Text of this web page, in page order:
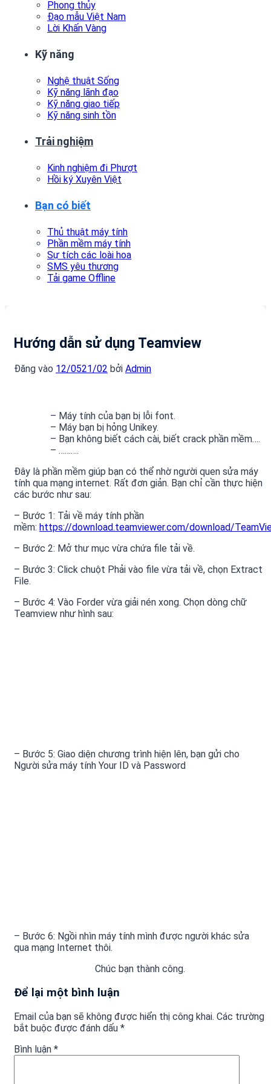
Phong thủy
Đạo mẫu Việt Nam
Lời Khấn Vàng
Kỹ năng
Nghệ thuật Sống
Kỹ năng lãnh đạo
Kỹ năng giao tiếp
Kỹ năng sinh tồn
Trải nghiệm
Kinh nghiệm đi Phượt
Hồi ký Xuyên Việt
Bạn có biết
Thủ thuật máy tính
Phần mềm máy tính
Sự tích các loài hoa
SMS yêu thương
Tải game Offline
Hướng dẫn sử dụng Teamview
Đăng vào 12/0521/02 bởi Admin
– Máy tính của bạn bị lỗi font.
– Máy bạn bị hỏng Unikey.
– Bạn không biết cách cài, biết crack phần mềm….
– ……….
Đây là phần mềm giúp bạn có thể nhờ người quen sửa máy
tính qua mạng internet. Rất đơn giản. Bạn chỉ cần thực hiện
các bước như sau:
– Bước 1: Tải về máy tính phần
mềm: https://download.teamviewer.com/download/
– Bước 2: Mở thư mục vừa chứa file tải về.
– Bước 3: Click chuột Phải vào file vừa tải về, chọn Extract
File.
– Bước 4: Vào Forder vừa giải nén xong. Chọn dòng chữ
Teamview như hình sau:
– Bước 5: Giao diện chương trình hiện lên, bạn gửi cho
Người sửa máy tính Your ID và Password
– Bước 6: Ngồi nhìn máy tính mình được người khác sửa
qua mạng Internet thôi.
Chúc bạn thành công.
Để lại một bình luận
Email của bạn sẽ không được hiển thị công khai. Các trường
bắt buộc được đánh dấu *
Bình luận *